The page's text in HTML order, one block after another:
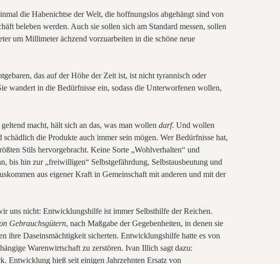
die Habenichtse der Welt, die hoffnungslos abgehängt sind von
beleben werden. Auch sie sollen sich am Standard messen, sollen
um Millimeter ächzend vorzuarbeiten in die schöne neue
das auf der Höhe der Zeit ist, ist nicht tyrannisch oder
wandert in die Bedürfnisse ein, sodass die Unterworfenen wollen,
geltend macht, hält sich an das, was man wollen darf. Und wollen
die Produkte auch immer sein mögen. Wer Bedürfnisse hat,
Stils hervorgebracht. Keine Sorte „Wohlverhalten“ und
bis hin zur „freiwilligen“ Selbstgefährdung, Selbstausbeutung und
aus eigener Kraft in Gemeinschaft mit anderen und mit der
uns nicht: Entwicklungshilfe ist immer Selbsthilfe der Reichen.
Gebrauchsgütern, nach Maßgabe der Gegebenheiten, in denen sie
ihre Daseinsmächtigkeit sicherten. Entwicklungshilfe hatte es von
Warenwirtschaft zu zerstören. Ivan Illich sagt dazu:
Entwicklung hieß seit einigen Jahrzehnten Ersatz von